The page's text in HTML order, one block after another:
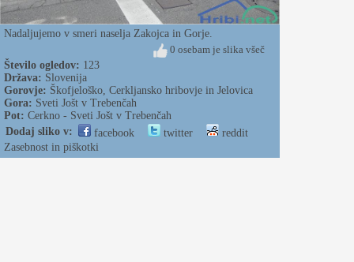
Nadaljujemo v smeri naselja Zakojca in Gorje.
0 osebam je slika všeč
Število ogledov: 123
Država: Slovenija
Gorovje: Škofjeloško, Cerkljansko hribovje in Jelovica
Gora: Sveti Jošt v Trebenčah
Pot: Cerkno - Sveti Jošt v Trebenčah
Dodaj sliko v:
facebook twitter
reddit
Zasebnost in piškotki